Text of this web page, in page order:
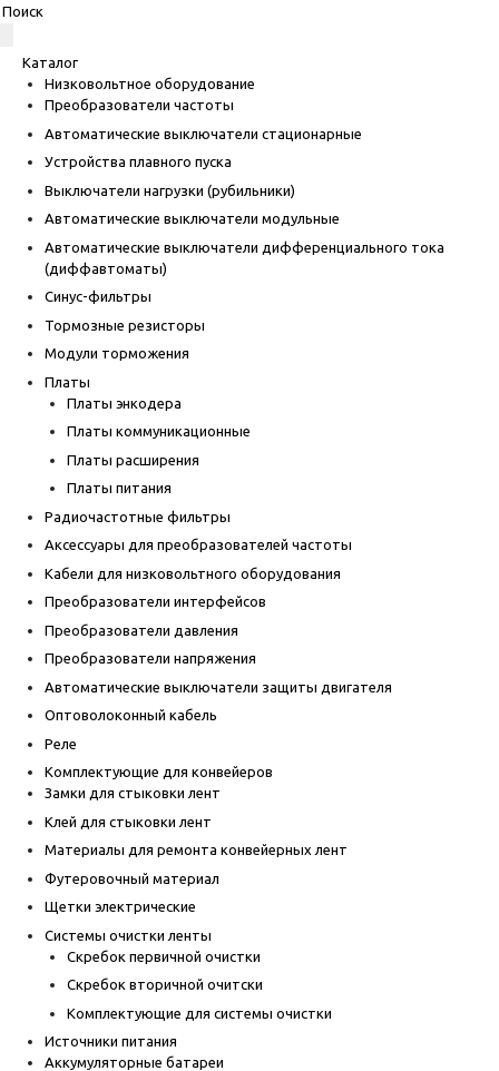
Каталог
Низковольтное оборудование
Преобразователи частоты
Автоматические выключатели стационарные
Устройства плавного пуска
Выключатели нагрузки (рубильники)
Автоматические выключатели модульные
Автоматические выключатели дифференциального тока
(диффавтоматы)
Синус-фильтры
Тормозные резисторы
Модули торможения
Платы
Платы энкодера
Платы коммуникационные
Платы расширения
Платы питания
Радиочастотные фильтры
Аксессуары для преобразователей частоты
Кабели для низковольтного оборудования
Преобразователи интерфейсов
Преобразователи давления
Преобразователи напряжения
Автоматические выключатели защиты двигателя
Оптоволоконный кабель
Реле
Комплектующие для конвейеров
Замки для стыковки лент
Клей для стыковки лент
Материалы для ремонта конвейерных лент
Футеровочный материал
Щетки электрические
Системы очистки ленты
Скребок первичной очистки
Скребок вторичной очитски
Комплектующие для системы очистки
Источники питания
Аккумуляторные батареи